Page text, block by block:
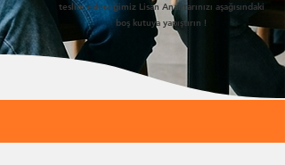
teslim edeceğimiz Lisan Anahtarınızı aşağısındaki
boş kutuya yapıştırın !